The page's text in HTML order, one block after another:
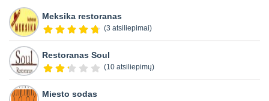
Meksika restoranas
(3 atsiliepimai)
Restoranas Soul
(10 atsiliepimų)
Miesto sodas